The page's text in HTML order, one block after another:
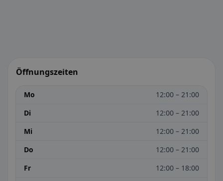
Öffnungszeiten
Mo
12:00 – 21:00
Di
12:00 – 21:00
Mi
12:00 – 21:00
Do
12:00 – 21:00
Fr
12:00 – 18:00